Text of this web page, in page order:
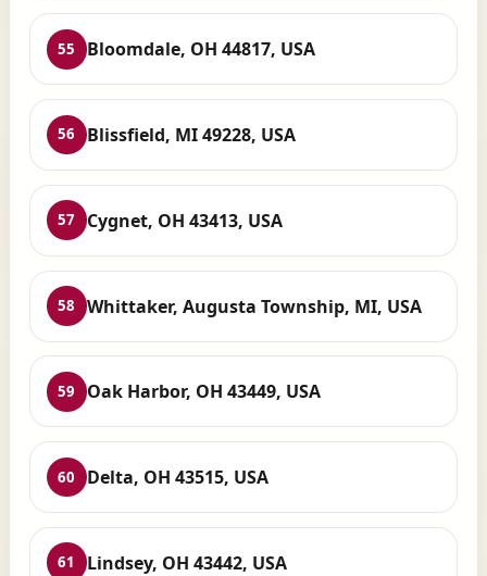
55 Bloomdale, OH 44817, USA
56 Blissfield, MI 49228, USA
57 Cygnet, OH 43413, USA
58 Whittaker, Augusta Township, MI, USA
59 Oak Harbor, OH 43449, USA
60 Delta, OH 43515, USA
61 Lindsey, OH 43442, USA